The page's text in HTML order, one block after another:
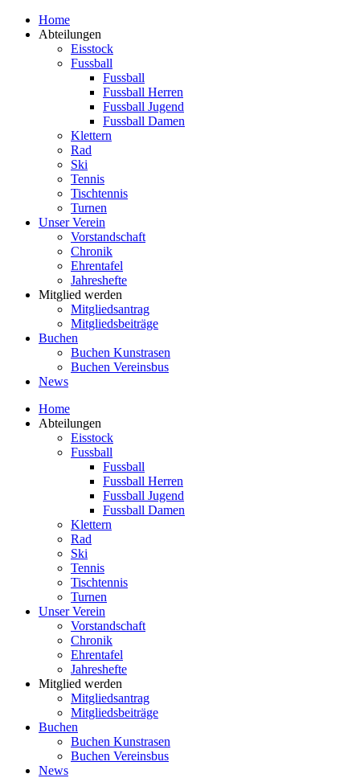
Zum
Inhalt
Home
Abteilungen
Eisstock
Fussball
Fussball
Fussball Herren
Fussball Jugend
Fussball Damen
Klettern
Rad
Ski
Tennis
Tischtennis
Turnen
Unser Verein
Vorstandschaft
Chronik
Ehrentafel
Jahreshefte
Mitglied werden
Mitgliedsantrag
Mitgliedsbeiträge
Buchen
Buchen Kunstrasen
Buchen Vereinsbus
News
Home
Abteilungen
Eisstock
Fussball
Fussball
Fussball Herren
Fussball Jugend
Fussball Damen
Klettern
Rad
Ski
Tennis
Tischtennis
Turnen
Unser Verein
Vorstandschaft
Chronik
Ehrentafel
Jahreshefte
Mitglied werden
Mitgliedsantrag
Mitgliedsbeiträge
Buchen
Buchen Kunstrasen
Buchen Vereinsbus
News